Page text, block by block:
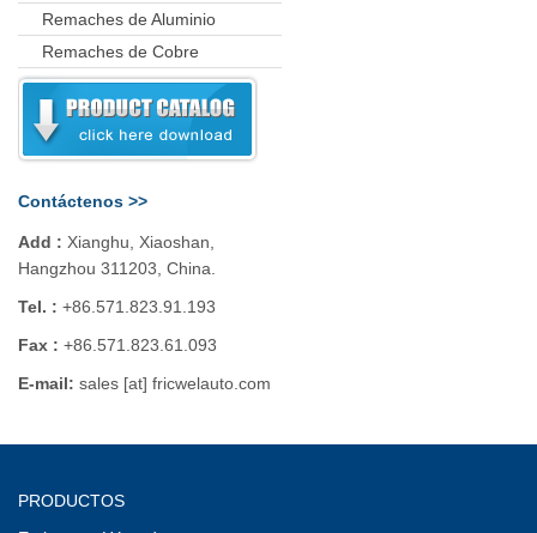
Remaches de Aluminio
Remaches de Cobre
Contáctenos >>
Add : Xianghu, Xiaoshan,
Hangzhou 311203, China.
Tel. : +86.571.823.91.193
Fax : +86.571.823.61.093
E-mail: sales [at] fricwelauto.com
PRODUCTOS